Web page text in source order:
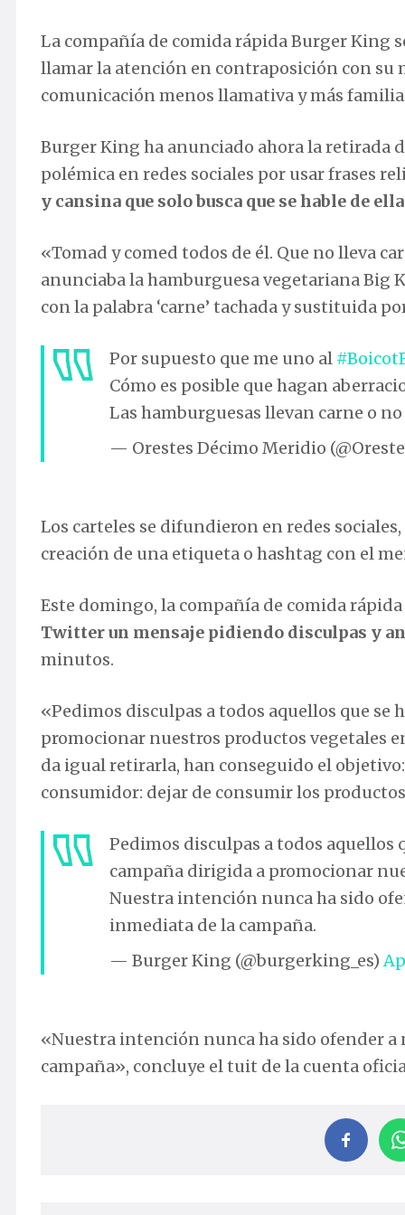
La compañía de comida rápida Burger King
llamar la atención en contraposición con su
comunicación menos llamativa y más
Burger King ha anunciado ahora la retirada
polémica en redes sociales por usar frases
y cansina que solo busca que se hable de
«Tomad y comed todos de él. Que no lleva
anunciaba la hamburguesa vegetariana Big
con la palabra ‘carne’ tachada y sustituida por
Por supuesto que me uno al
Cómo es posible que hagan
Las hamburguesas llevan carne o
— Orestes Décimo Meridio
Los carteles se difundieron en redes
creación de una etiqueta o hashtag con el
Este domingo, la compañía de comida
Twitter un mensaje pidiendo disculpas y
minutos.
«Pedimos disculpas a todos aquellos que
promocionar nuestros productos vegetales
da igual retirarla, han conseguido el
consumidor: dejar de consumir los
Pedimos disculpas a todos
campaña dirigida a promocionar
Nuestra intención nunca ha sido
inmediata de la campaña.
— Burger King (@burgerking_es)
«Nuestra intención nunca ha sido ofender
campaña», concluye el tuit de la cuenta